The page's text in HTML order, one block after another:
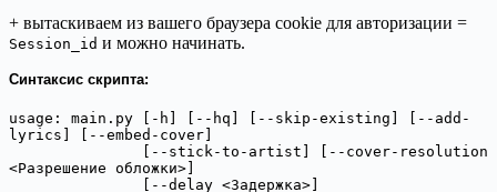
+ вытаскиваем из вашего браузера cookie для авторизации =
Session_id и можно начинать.
Синтаксис скрипта:
usage: main.py [-h] [--hq] [--skip-existing] [--add-
lyrics] [--embed-cover]
<Разрешение обложки>]